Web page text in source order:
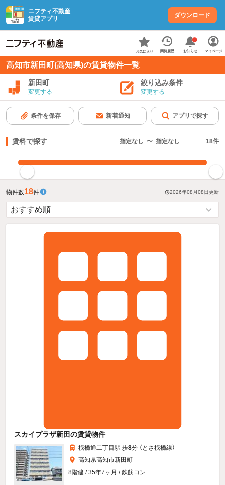
ニフティ不動産
賃貸アプリ
ダウンロード
お気に入り 閲覧履歴 お知らせ マイページ
高知市新田町(高知県)の賃貸物件一覧
新田町
変更する
絞り込み条件
変更する
条件を保存 新着通知 アプリで探す
賃料で探す 指定なし 〜 指定なし 18件
物件数18件 2026年08月08日更新
スカイプラザ新田の賃貸物件
桟橋通二丁目駅 歩8分 （とさ桟橋線）
高知県高知市新田町
8階建 / 35年7ヶ月 / 鉄筋コン